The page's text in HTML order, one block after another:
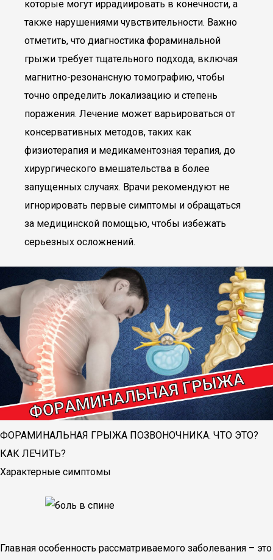
которые могут иррадиировать в конечности, а
также нарушениями чувствительности. Важно
отметить, что диагностика фораминальной
грыжи требует тщательного подхода, включая
магнитно-резонансную томографию, чтобы
точно определить локализацию и степень
поражения. Лечение может варьироваться от
консервативных методов, таких как
физиотерапия и медикаментозная терапия, до
хирургического вмешательства в более
запущенных случаях. Врачи рекомендуют не
игнорировать первые симптомы и обращаться
за медицинской помощью, чтобы избежать
серьезных осложнений.
ФОРАМИНАЛЬНАЯ ГРЫЖА ПОЗВОНОЧНИКА. ЧТО ЭТО?
КАК ЛЕЧИТЬ?
Характерные симптомы
Главная особенность рассматриваемого заболевания – это